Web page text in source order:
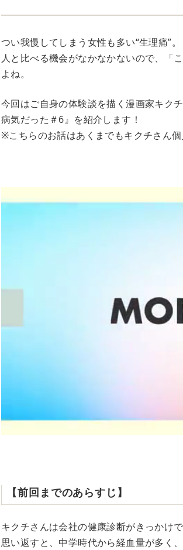
つい我慢してしまう女性も多い“生理痛”。
人と比べる機会がなかなかないので、「
よね。
今回はご自身の体験談を描く漫画家キク
病気だった＃6』を紹介します！
※こちらのお話はあくまでもキクチさん個
【前回までのあらすじ】
キクチさんは会社の健康診断がきっかけ
思い返すと、中学時代から経血量が多く